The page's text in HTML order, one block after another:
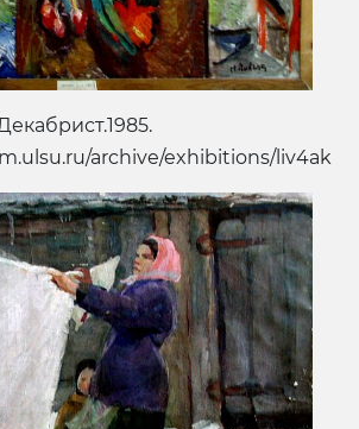
archive/exhibitions/liv4ak